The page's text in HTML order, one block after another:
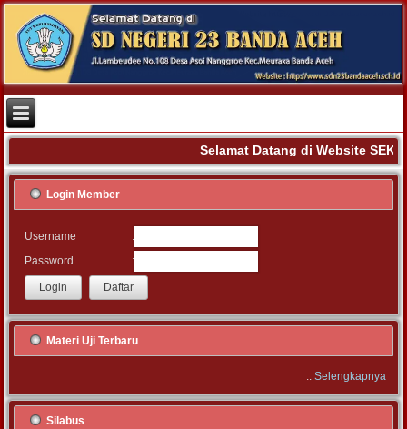
Selamat Datang di Website
Login Member
Username
:
Password
:
Materi Uji Terbaru
:: Selengkapnya
Silabus